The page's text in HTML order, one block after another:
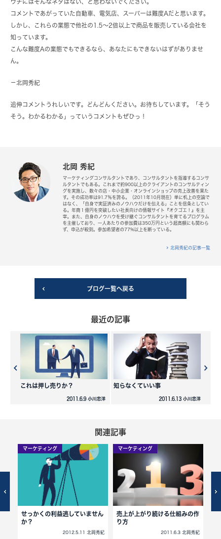
ウチにはそんなネタはない、と思わないでください。
コメントであがっていた自動車、電気店、スーパーは難度Aだと思います。
しかし、これらの業態で他社の1.5～2倍以上で商品を販売している会社を
知っています。
こんな難度Aの業態でもできるなら、あなたにもできないはずがありませ
ん。
－北岡秀紀
追伸コメントうれしいです。どんどんください。お待ちしています。「そう
そう。わかるわかる」っていうコメントもぜひっ！
北岡 秀紀
マーケティングコンサルタントであり、コンサルタントを指導するコンサ
ルタントでもある。これまで約900以上のクライアントのコンサルティン
グを実施し、数々の店・中小企業・オンラインショップの売上改善を果た
す。その成功率は91.7％を誇る。（2011年10月現在）単に机上の空論で
はなく、「自身で実証済みのノウハウだけを伝える」ことを信条としてい
る。年商１億円を突破したい社長向けの情報サイト『オクゴエ！』を主
宰。また、自身のノウハウを受け継ぐコンサルタントを育てるプログラム
を主催しており、一人あたりの参加費は350万円という超高額にも関わら
ず、申込が殺到。参加希望者の77%以上を断っている。
北岡秀紀の記事一覧
ブログ一覧へ戻る
最近の記事
これは押し売りか？
2011.6.9 小川忠洋
知らなくていい事
2011.6.13 小川忠洋
関連記事
マーケティング
せっかくの利益逃していません
か？
2012.5.11 北岡秀紀
マーケティング
売上が上がり続ける仕組みの作
り方
2011.6.3 北岡秀紀